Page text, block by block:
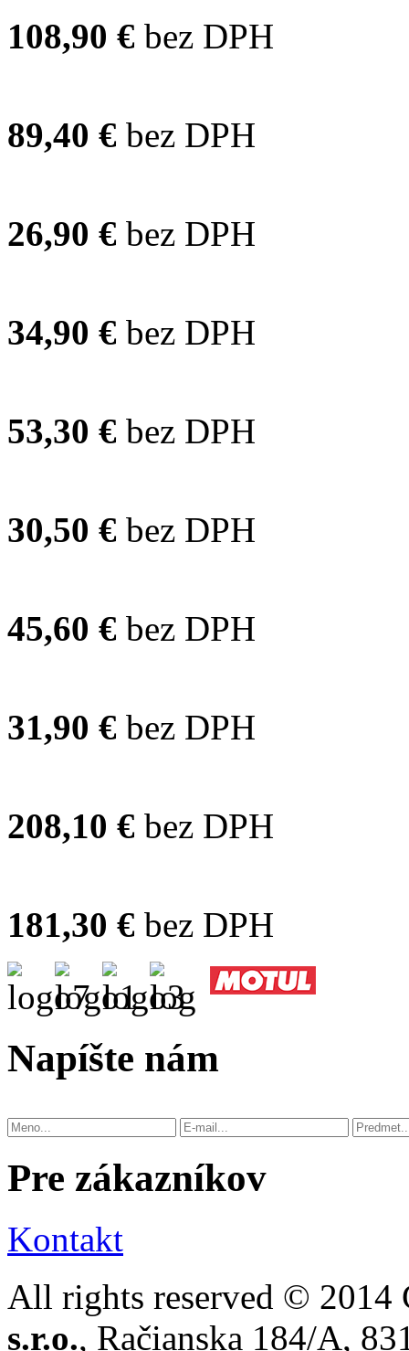
108,90 € bez DPH
89,40 € bez DPH
26,90 € bez DPH
34,90 € bez DPH
53,30 € bez DPH
30,50 € bez DPH
45,60 € bez DPH
31,90 € bez DPH
208,10 € bez DPH
181,30 € bez DPH
Napíšte nám
Pre zákazníkov
Kontakt
All rights reserved © 2014
s.r.o., Račianska 184/A,